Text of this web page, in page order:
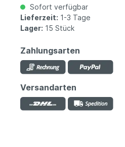
Sofort verfügbar
Lieferzeit: 1-3 Tage
Lager: 15 Stück
Zahlungsarten
Versandarten